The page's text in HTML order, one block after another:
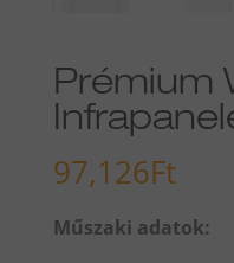
Prémium
97,126Ft
Műszaki adatok: